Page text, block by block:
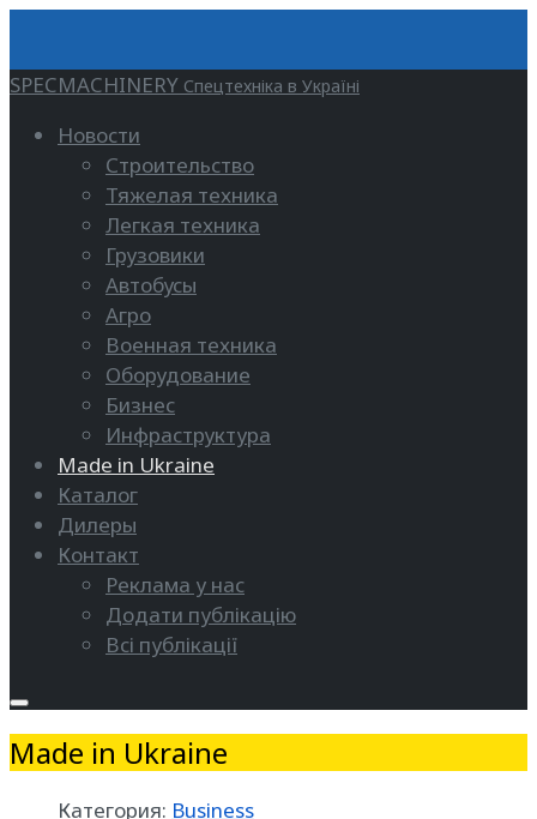
SPECMACHINERY Спецтехніка в Україні
Новости
Строительство
Тяжелая техника
Легкая техника
Грузовики
Автобусы
Агро
Военная техника
Оборудование
Бизнес
Инфраструктура
Made in Ukraine
Каталог
Дилеры
Контакт
Реклама у нас
Додати публікацію
Всі публікації
Made in Ukraine
Категория: Business